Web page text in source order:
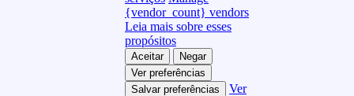
{vendor_count} vendors
Leia mais sobre esses
propósitos
Aceitar
Negar
Ver preferências
Salvar preferências
Ver